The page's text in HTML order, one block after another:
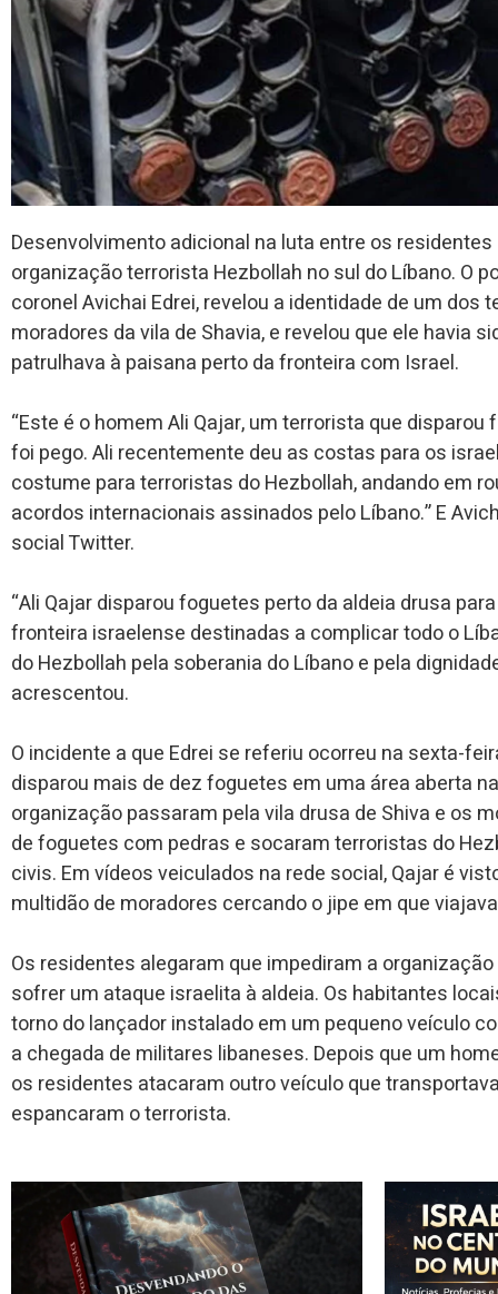
Desenvolvimento adicional na luta entre os
organização terrorista Hezbollah no sul do Líbano. O
coronel Avichai Edrei, revelou a identidade de um
moradores da vila de Shavia, e revelou que ele havia
patrulhava à paisana perto da fronteira com Israel.
“Este é o homem Ali Qajar, um terrorista que
foi pego. Ali recentemente deu as costas para os
costume para terroristas do Hezbollah, andando em
acordos internacionais assinados pelo Líbano.” E
social Twitter.
“Ali Qajar disparou foguetes perto da aldeia drusa
fronteira israelense destinadas a complicar todo o
do Hezbollah pela soberania do Líbano e pela
acrescentou.
O incidente a que Edrei se referiu ocorreu na sexta-
disparou mais de dez foguetes em uma área aberta
organização passaram pela vila drusa de Shiva e os
de foguetes com pedras e socaram terroristas do
civis. Em vídeos veiculados na rede social,Qajar é
multidão de moradores cercando o jipe ​​em que
Os residentes alegaram que impediram a
sofrer um ataque israelita à aldeia. Os habitantes
torno do lançador instalado em um pequeno veículo
a chegada de militares libaneses. Depois que um
os residentes atacaram outro veículo que
espancaram o terrorista.